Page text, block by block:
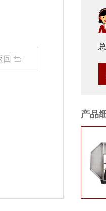
回
产品